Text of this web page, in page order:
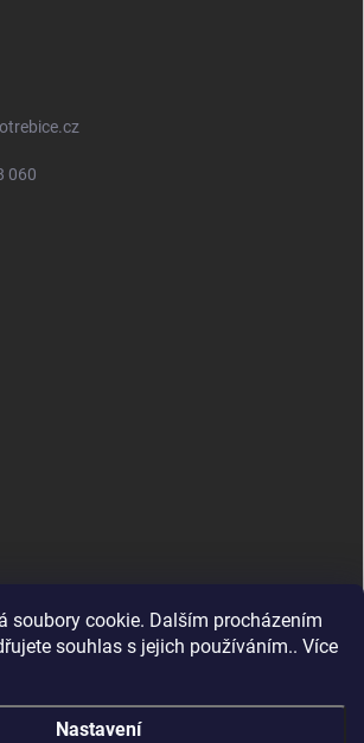
soubory cookie. Dalším procházením
souhlas s jejich používáním.. Více
Nastavení
060